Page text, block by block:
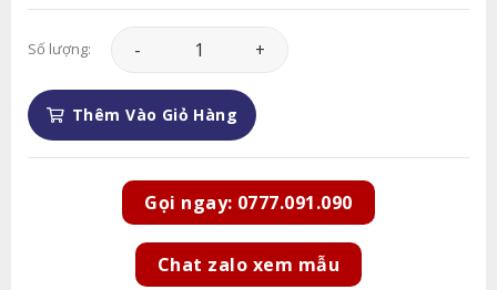
Số lượng: Hoa Khai Trương - HKT054 số lượng
Thêm Vào Giỏ Hàng
Gọi ngay: 0777.091.090
Chat zalo xem mẫu